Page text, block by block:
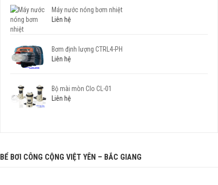
Máy nước nóng bơm nhiệt
Liên hệ
Bơm định lượng CTRL4-PH
Liên hệ
Bộ mài mòn Clo CL-01
Liên hệ
BỂ BƠI CÔNG CỘNG VIỆT YÊN – BẮC GIANG